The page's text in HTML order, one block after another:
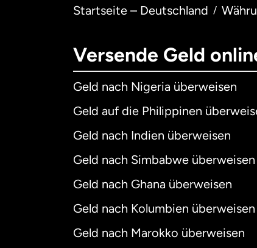
Startseite – Deutschland /
Versende Geld
Geld nach Nigeria überweisen
Geld auf die Philippinen
Geld nach Indien überweisen
Geld nach Simbabwe überweisen
Geld nach Ghana überweisen
Geld nach Kolumbien überweisen
Geld nach Marokko überweisen